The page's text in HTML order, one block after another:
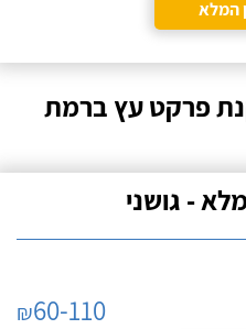
המלא
פרקט עץ ברמת
- גושני
₪60-110